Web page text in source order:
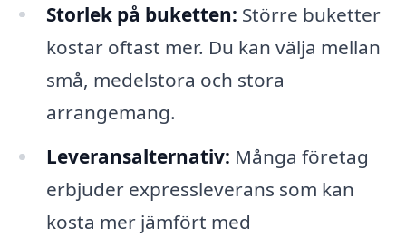
Storlek på buketten: Större buketter
kostar oftast mer. Du kan välja mellan
små, medelstora och stora
arrangemang.
Leveransalternativ: Många företag
erbjuder expressleverans som kan
kosta mer jämfört med